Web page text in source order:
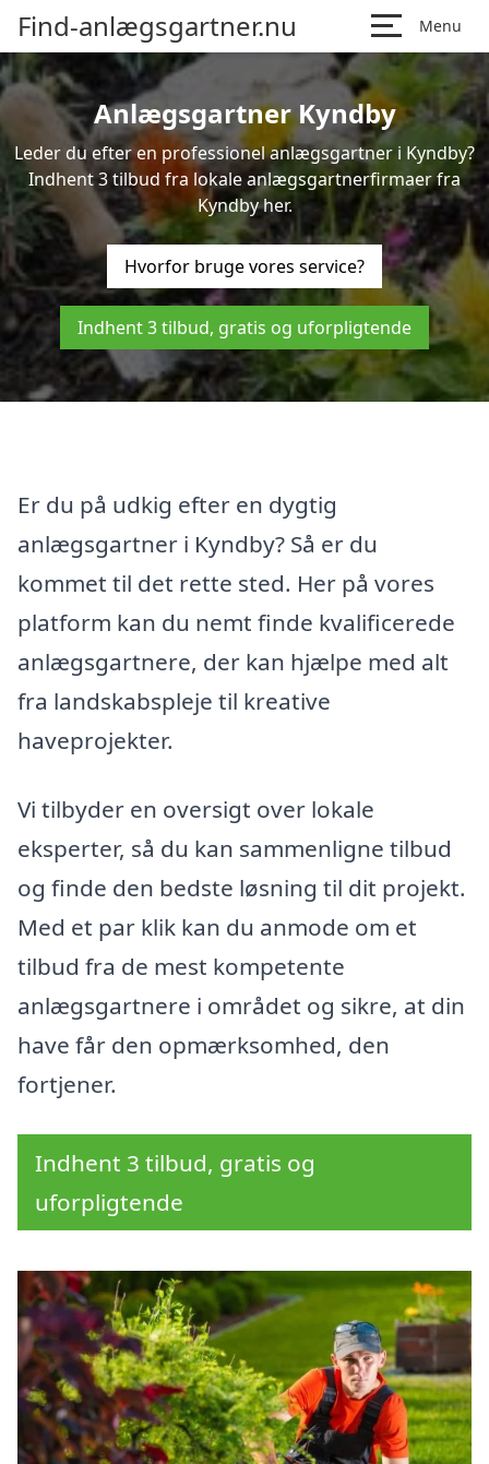
Find-anlægsgartner.nu Menu
Anlægsgartner Kyndby
Leder du efter en professionel anlægsgartner i Kyndby?
Indhent 3 tilbud fra lokale anlægsgartnerfirmaer fra
Kyndby her.
Hvorfor bruge vores service?
Indhent 3 tilbud, gratis og uforpligtende
Er du på udkig efter en dygtig
anlægsgartner i Kyndby? Så er du
kommet til det rette sted. Her på vores
platform kan du nemt finde kvalificerede
anlægsgartnere, der kan hjælpe med alt
fra landskabspleje til kreative
haveprojekter.
Vi tilbyder en oversigt over lokale
eksperter, så du kan sammenligne tilbud
og finde den bedste løsning til dit projekt.
Med et par klik kan du anmode om et
tilbud fra de mest kompetente
anlægsgartnere i området og sikre, at din
have får den opmærksomhed, den
fortjener.
Indhent 3 tilbud, gratis og
uforpligtende